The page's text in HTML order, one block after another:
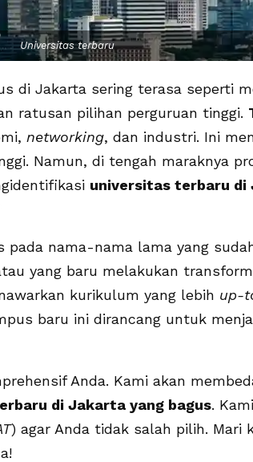
Universitas terbaru
di Jakarta sering terasa seperti
ratusan pilihan perguruan tinggi.
networking, dan industri. Ini
Namun, di tengah maraknya
universitas terbaru di
N
K
D
e
a
P
o
k
pada nama-nama lama yang
yang baru melakukan
kurikulum yang lebih up-
baru ini dirancang untuk
Anda. Kami akan
di Jakarta yang bagus.
) agar Anda tidak salah pilih. Mari